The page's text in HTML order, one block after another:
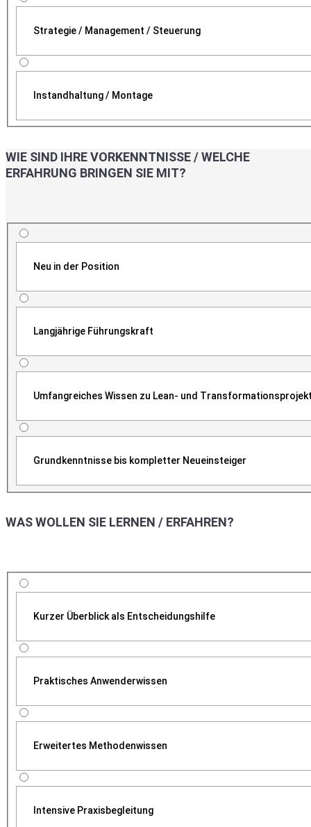
Strategie / Management / Steuerung
Instandhaltung / Montage
WIE SIND IHRE VORKENNTNISSE / WELCHE
ERFAHRUNG BRINGEN SIE MIT?
Neu in der Position
Langjährige Führungskraft
Umfangreiches Wissen zu Lean- und
Grundkenntnisse bis kompletter Neueinsteiger
WAS WOLLEN SIE LERNEN / ERFAHREN?
Kurzer Überblick als Entscheidungshilfe
Praktisches Anwenderwissen
Erweitertes Methodenwissen
Intensive Praxisbegleitung